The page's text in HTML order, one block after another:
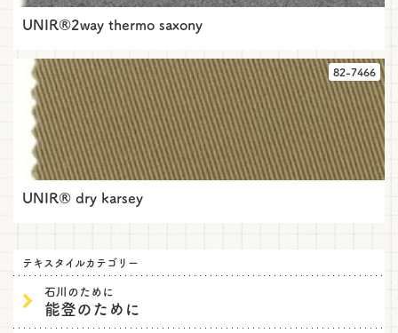
UNIR®2way thermo saxony
82-7466
UNIR® dry karsey
テキスタイルカテゴリー
石川のために
能登のために